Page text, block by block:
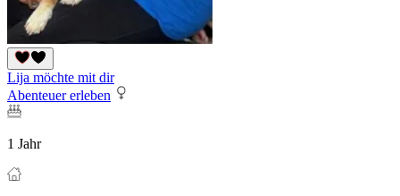
Lija möchte mit dir
Abenteuer erleben
1 Jahr